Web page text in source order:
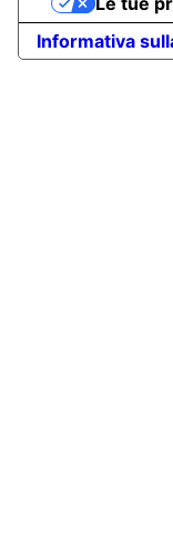
Informativa